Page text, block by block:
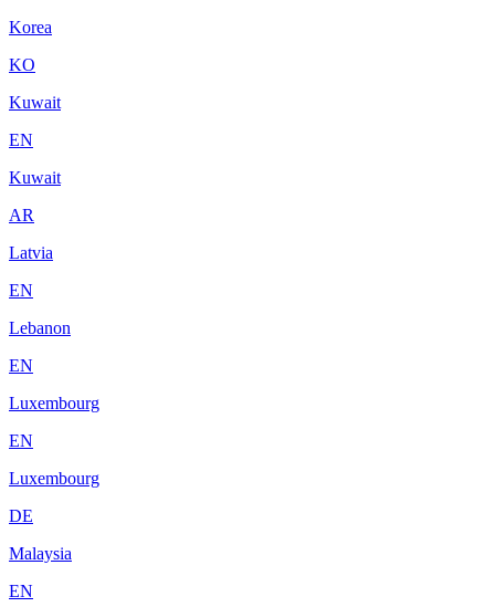
Korea
KO
Kuwait
EN
Kuwait
AR
Latvia
EN
Lebanon
EN
Luxembourg
EN
Luxembourg
DE
Malaysia
EN